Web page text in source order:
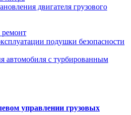
двигателя грузового
ремонт
подушки безопасности
автомобиля с турбированным
управлении грузовых